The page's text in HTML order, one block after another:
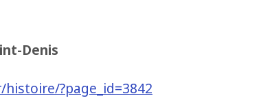
Denis
?page_id=3842